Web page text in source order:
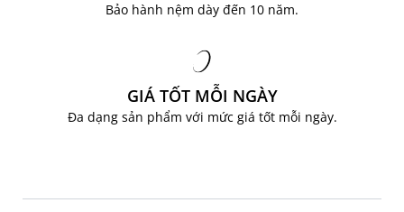
Bảo hành nệm dày đến 10 năm.
GIÁ TỐT MỖI NGÀY
Đa dạng sản phẩm với mức giá tốt mỗi ngày.